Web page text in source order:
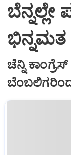
ಭಿನ್ನಮತ
ಚೆನ್ನಿ ಕಾಂಗ್ರೆಸ್‌